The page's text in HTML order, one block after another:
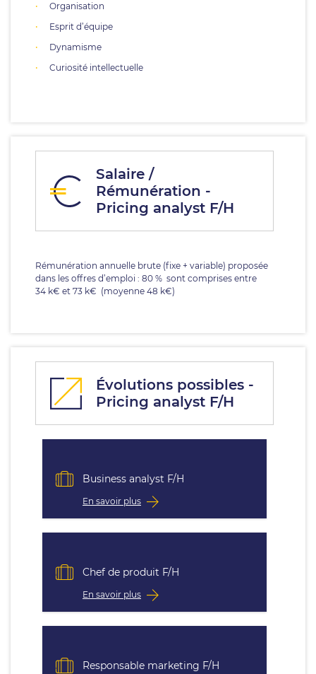
Organisation
Esprit d’équipe
Dynamisme
Curiosité intellectuelle
Salaire /
Rémunération -
Pricing analyst F/H
Rémunération annuelle brute (fixe + variable) proposée
dans les offres d’emploi : 80 % sont comprises entre
34 k€ et 73 k€ (moyenne 48 k€)
Évolutions possibles -
Pricing analyst F/H
Business analyst F/H
En savoir plus
Chef de produit F/H
En savoir plus
Responsable marketing F/H